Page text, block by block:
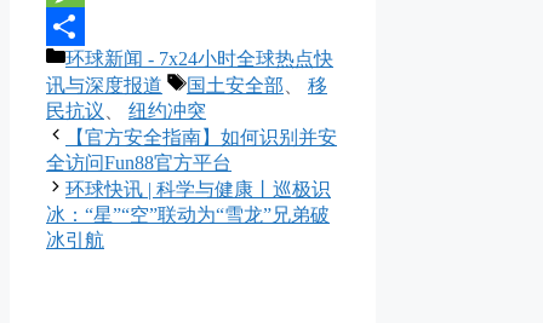
Message
分
享
分
类
环球新闻 - 7x24小时全球热点快
讯与深度报道
标
签
国土安全部
移
民抗议
纽约冲突
【官方安全指南】如何识别并安
全访问Fun88官方平台
环球快讯 | 科学与健康丨巡极识
冰：“星”“空”联动为“雪龙”兄弟破
冰引航